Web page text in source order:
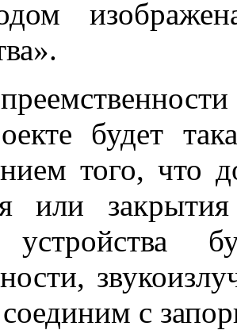
будет
того, что
или
с